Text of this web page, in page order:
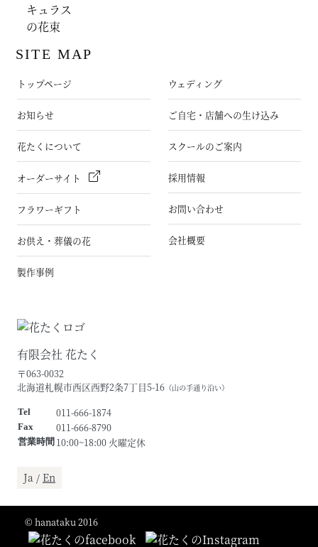
SITE MAP
トップページ
お知らせ
花たくについて
オーダーサイト
フラワーギフト
お供え・葬儀の花
製作事例
ウェディング
ご自宅・店舗への生け込み
スクールのご案内
採用情報
お問い合わせ
会社概要
有限会社 花たく
〒063-0032
北海道札幌市西区西野2条7丁目5-16（山の手通り沿い）
Tel 011-666-1874
Fax 011-666-8790
営業時間 10:00~18:00 火曜定休
Ja / En
© hanataku 2016